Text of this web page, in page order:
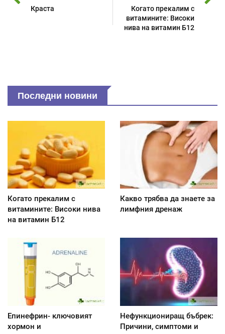
Краста
Когато прекалим с
витамините: Високи
нива на витамин Б12
Последни новини
Когато прекалим с
витамините: Високи нива
на витамин Б12
Какво трябва да знаете за
лимфния дренаж
Епинефрин- ключовият
хормон и
Нефункциониращ бъбрек:
Причини, симптоми и